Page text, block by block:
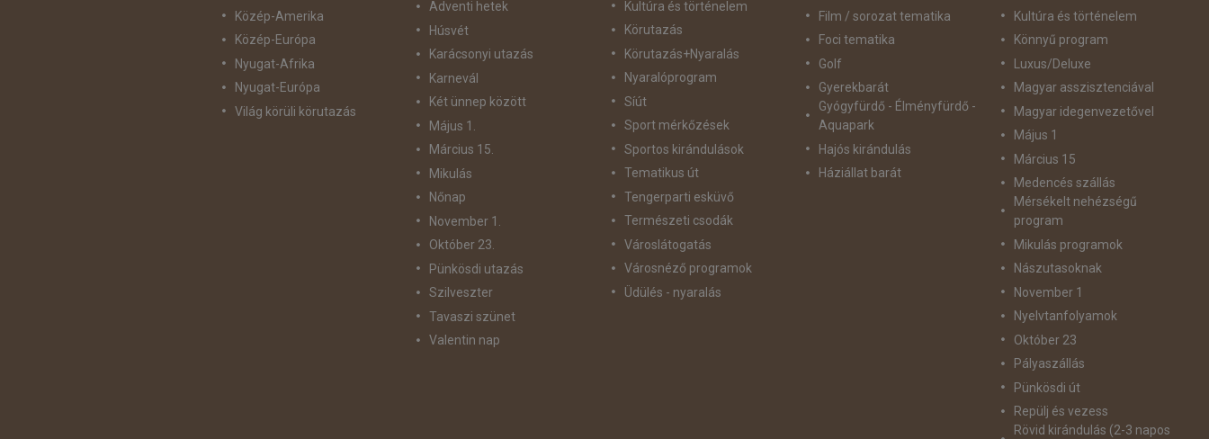
Közép-Amerika
Közép-Európa
Nyugat-Afrika
Nyugat-Európa
Világ körüli körutazás
Adventi hetek
Húsvét
Karácsonyi utazás
Karnevál
Két ünnep között
Május 1.
Március 15.
Mikulás
Nőnap
November 1.
Október 23.
Pünkösdi utazás
Szilveszter
Tavaszi szünet
Valentin nap
Kultúra és történelem
Körutazás
Körutazás+Nyaralás
Nyaralóprogram
Síút
Sport mérkőzések
Sportos kirándulások
Tematikus út
Tengerparti esküvő
Természeti csodák
Városlátogatás
Városnéző programok
Üdülés - nyaralás
Film / sorozat tematika
Foci tematika
Golf
Gyerekbarát
Gyógyfürdő - Élményfürdő -
Aquapark
Hajós kirándulás
Háziállat barát
Kultúra és történelem
Könnyű program
Luxus/Deluxe
Magyar asszisztenciával
Magyar idegenvezetővel
Május 1
Március 15
Medencés szállás
Mérsékelt nehézségű
program
Mikulás programok
Nászutasoknak
November 1
Nyelvtanfolyamok
Október 23
Pályaszállás
Pünkösdi út
Repülj és vezess
Rövid kirándulás (2-3 napos